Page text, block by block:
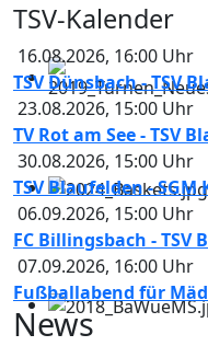
TSV-Kalender
16.08.2026, 16:00 Uhr
TSV Dünsbach - TSV
23.08.2026, 15:00 Uhr
TV Rot am See - TSV
30.08.2026, 15:00 Uhr
TSV Blaufelden - SGM
06.09.2026, 15:00 Uhr
FC Billingsbach - TSV
07.09.2026, 16:00 Uhr
Fußballabend für
News